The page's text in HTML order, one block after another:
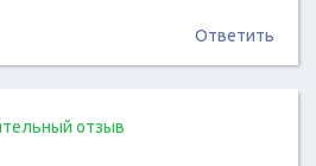
клиенту поток ненужных
нечестнымлюдям, себе в
опыт. Считаю своим долгом
людей которые планируют
Ответить
отзыв